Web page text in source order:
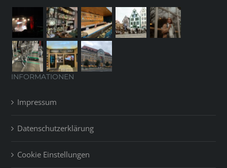
INFORMATIONEN
Impressum
Datenschutzerklärung
Cookie Einstellungen